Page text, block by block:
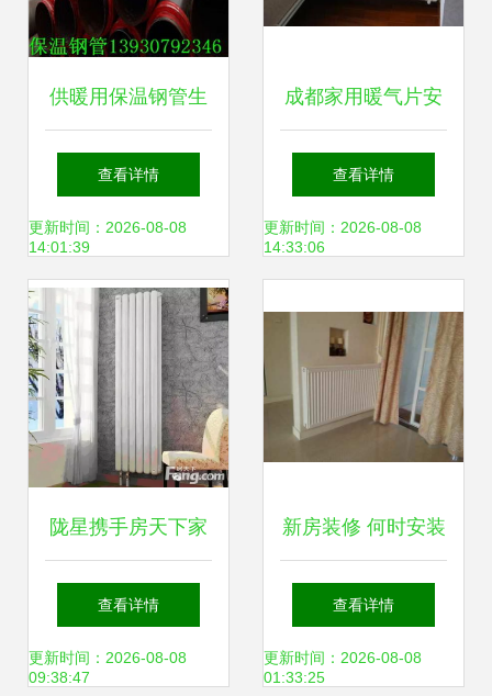
供暖用保温钢管生
产厂家详解 如何选
择优质供应商
查看详情
更新时间：2026-08-08
14:01:39
成都家用暖气片安
装指南 舒适过冬的
明智选择
查看详情
更新时间：2026-08-08
14:33:06
陇星携手房天下家
居 两大秘籍教你运
筹帷幄选散热器为
查看详情
更新时间：2026-08-08
09:38:47
新房装修 何时安装
或更换暖气及供暖
系统？
查看详情
更新时间：2026-08-08
01:33:25